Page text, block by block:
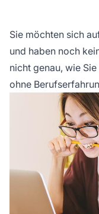
Sie möchten sich
und haben noch
nicht genau, wie Sie
ohne